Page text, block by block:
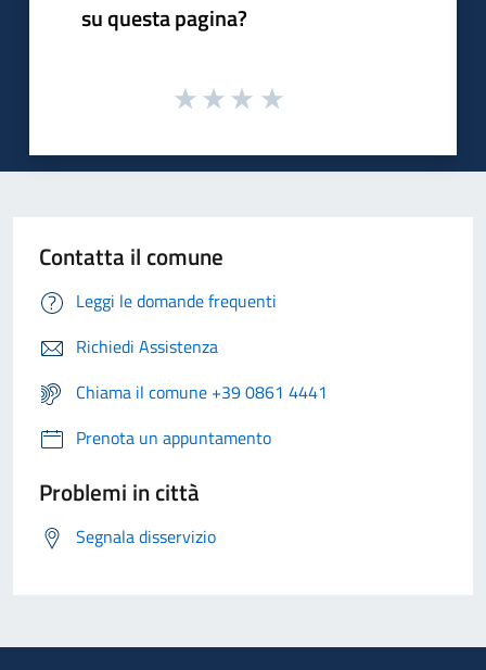
su questa pagina?
Contatta il comune
Leggi le domande frequenti
Richiedi Assistenza
Chiama il comune +39 0861 4441
Prenota un appuntamento
Problemi in città
Segnala disservizio